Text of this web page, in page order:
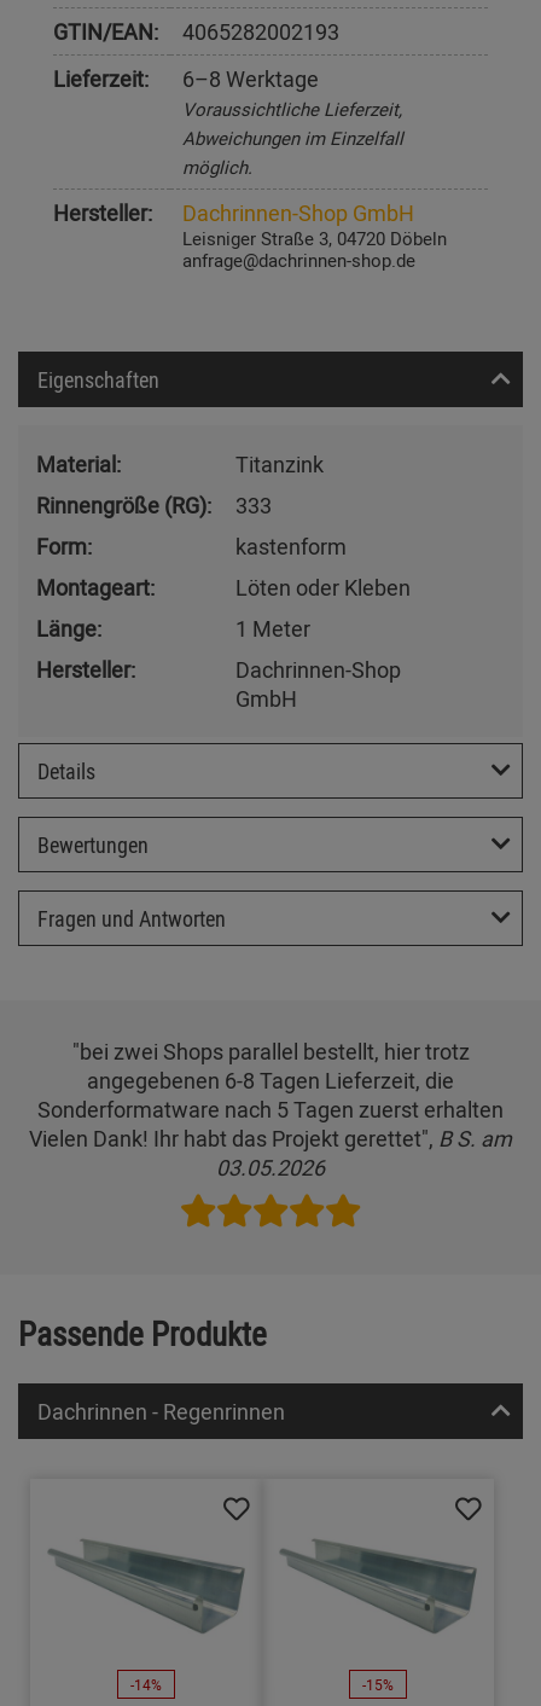
GTIN/EAN:
4065282002193
Lieferzeit:
6–8 Werktage
Voraussichtliche Lieferzeit,
Abweichungen im Einzelfall
möglich.
Hersteller: Dachrinnen-Shop GmbH
Leisniger Straße 3, 04720 Döbeln
anfrage@dachrinnen-shop.de
Eigenschaften
Material:
Titanzink
Rinnengröße (RG):
333
Form:
kastenform
Montageart:
Löten oder Kleben
Länge:
1 Meter
Hersteller:
Dachrinnen-Shop
GmbH
Details
Bewertungen
Fragen und Antworten
"bei zwei Shops parallel bestellt, hier trotz
angegebenen 6-8 Tagen Lieferzeit, die
Sonderformatware nach 5 Tagen zuerst erhalten
Vielen Dank! Ihr habt das Projekt gerettet", B S. am
03.05.2026
Passende Produkte
Dachrinnen - Regenrinnen
-14% -15%